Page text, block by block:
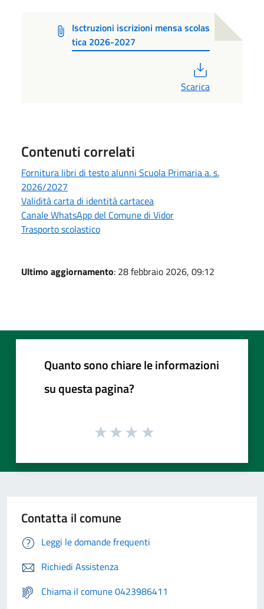
Isctruzioni iscrizioni mensa scolas
tica 2026-2027
Scarica
Contenuti correlati
Fornitura libri di testo alunni Scuola Primaria a. s.
2026/2027
Validità carta di identità cartacea
Canale WhatsApp del Comune di Vidor
Trasporto scolastico
Ultimo aggiornamento: 28 febbraio 2026, 09:12
Quanto sono chiare le informazioni
su questa pagina?
Contatta il comune
Leggi le domande frequenti
Richiedi Assistenza
Chiama il comune 0423986411